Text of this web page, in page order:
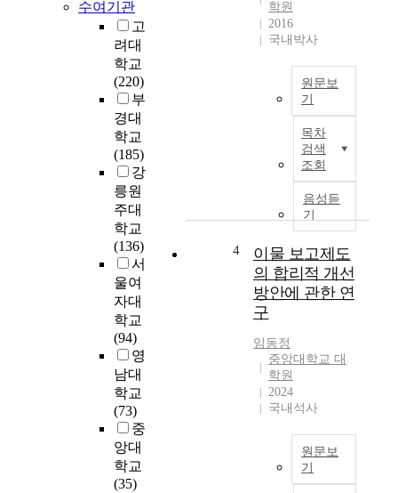
수여기관
고
려대
학교
(220)
부
경대
학교
(185)
강
릉원
주대
학교
(136)
서
울여
자대
학교
(94)
영
남대
학교
(73)
중
앙대
학교
(35)
o
학원
2016
국내박사
원문보
기
목차
검색
조회
음성듣
기
4
이물 보고제도
의 합리적 개선
방안에 관한 연
구
임동정
중앙대학교 대
학원
2024
국내석사
원문보
기